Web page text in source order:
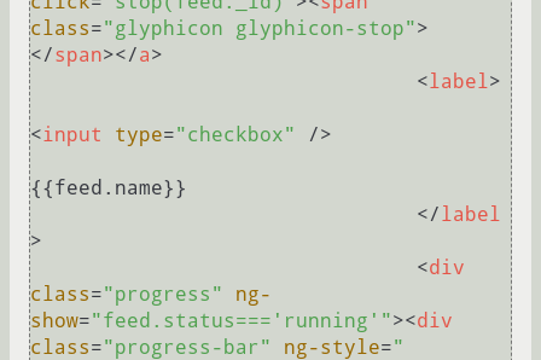
class="glyphicon glyphicon-stop">
</span></a>
<label >
<input type="checkbox" />
{{feed.name}}
</ label
>
<div
class="progress"
ng-
show="feed.status==='running'"><div
class="progress-bar" ng-style="